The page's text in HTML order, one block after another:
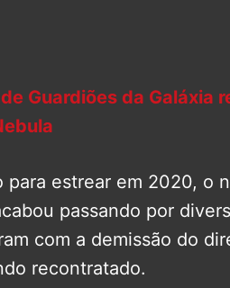
Guardiões da Galáxia
para estrear em 2020, o
passando por
com a demissão do
recontratado.